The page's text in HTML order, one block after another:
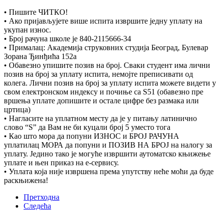
• Пишите ЧИТКО!
• Ако пријављујете више испита извршите једну уплату на
укупан износ.
• Број рачуна школе је 840-2115666-34
• Прималац: Академија струковних студија Београд, Булевар
Зорана Ђинђића 152а
• Обавезно упишите позив на број. Сваки студент има лични
позив на број за уплату испита, немојте преписивати од
колега. Лични позив на број за уплату испита можете видети у
свом електронском индексу и почиње са S51 (обавезно пре
вршења уплате допишите и остале цифре без размака или
цртица)
• Нагласите на уплатном месту да је у питању латинично
слово “S” да Вам не би куцали број 5 уместо тога
• Као што мора да попуни ИЗНОС и БРОЈ РАЧУНА
уплатилац МОРА да попуни и ПОЗИВ НА БРОЈ на налогу за
уплату. Једино тако је могуће извршити аутоматско књижење
уплате и њен приказ на е-сервису.
• Уплата која није извршена према упутству неће моћи да буде
раскњижена!
Претходна
Следећа